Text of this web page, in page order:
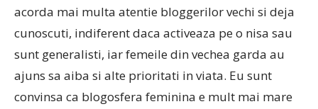
acorda mai multa atentie bloggerilor vechi si deja
cunoscuti, indiferent daca activeaza pe o nisa sau
sunt generalisti, iar femeile din vechea garda au
ajuns sa aiba si alte prioritati in viata. Eu sunt
convinsa ca blogosfera feminina e mult mai mare